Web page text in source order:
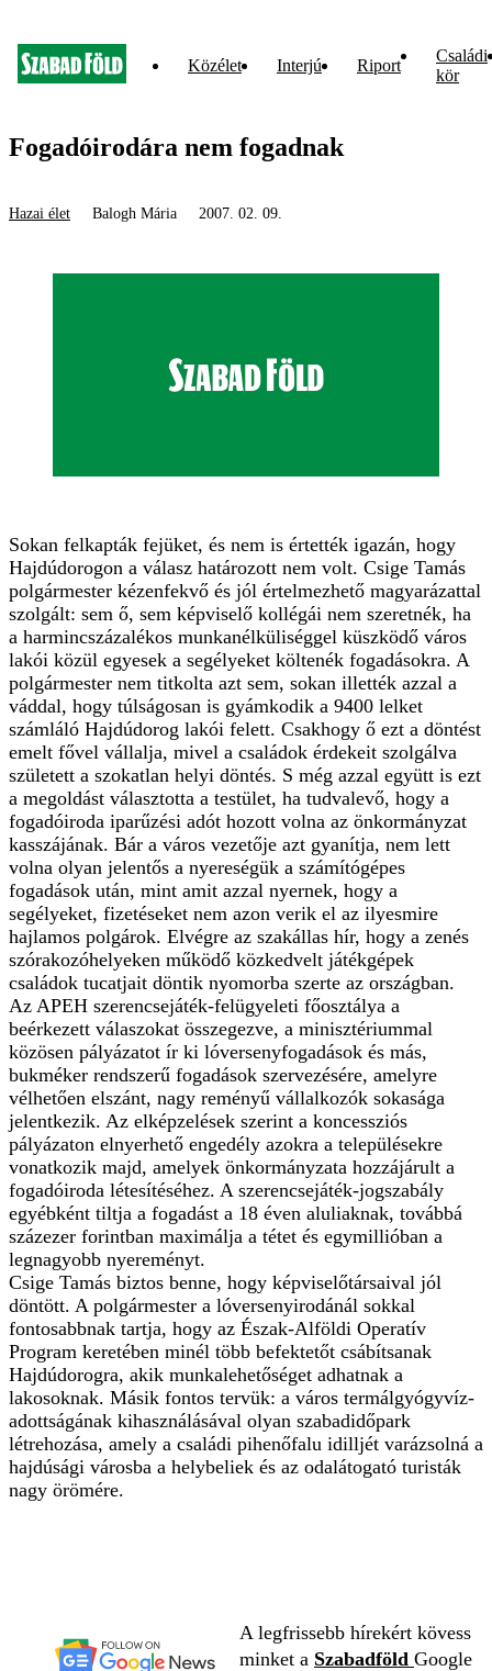
Közélet Interjú Riport
Családi
kör
Fogadóirodára nem fogadnak
Hazai élet Balogh Mária 2007. 02. 09.
Sokan felkapták fejüket, és nem is értették igazán, hogy
Hajdúdorogon a válasz határozott nem volt. Csige Tamás
polgármester kézenfekvő és jól értelmezhető magyarázattal
szolgált: sem ő, sem képviselő kollégái nem szeretnék, ha
a harmincszázalékos munkanélküliséggel küszködő város
lakói közül egyesek a segélyeket költenék fogadásokra. A
polgármester nem titkolta azt sem, sokan illették azzal a
váddal, hogy túlságosan is gyámkodik a 9400 lelket
számláló Hajdúdorog lakói felett. Csakhogy ő ezt a döntést
emelt fővel vállalja, mivel a családok érdekeit szolgálva
született a szokatlan helyi döntés. S még azzal együtt is ezt
a megoldást választotta a testület, ha tudvalevő, hogy a
fogadóiroda iparűzési adót hozott volna az önkormányzat
kasszájának. Bár a város vezetője azt gyanítja, nem lett
volna olyan jelentős a nyereségük a számítógépes
fogadások után, mint amit azzal nyernek, hogy a
segélyeket, fizetéseket nem azon verik el az ilyesmire
hajlamos polgárok. Elvégre az szakállas hír, hogy a zenés
szórakozóhelyeken működő közkedvelt játékgépek
családok tucatjait döntik nyomorba szerte az országban.
Az APEH szerencsejáték-felügyeleti főosztálya a
beérkezett válaszokat összegezve, a minisztériummal
közösen pályázatot ír ki lóversenyfogadások és más,
bukméker rendszerű fogadások szervezésére, amelyre
vélhetően elszánt, nagy reményű vállalkozók sokasága
jelentkezik. Az elképzelések szerint a koncessziós
pályázaton elnyerhető engedély azokra a településekre
vonatkozik majd, amelyek önkormányzata hozzájárult a
fogadóiroda létesítéséhez. A szerencsejáték-jogszabály
egyébként tiltja a fogadást a 18 éven aluliaknak, továbbá
százezer forintban maximálja a tétet és egymillióban a
legnagyobb nyereményt.
Csige Tamás biztos benne, hogy képviselőtársaival jól
döntött. A polgármester a lóversenyirodánál sokkal
fontosabbnak tartja, hogy az Észak-Alföldi Operatív
Program keretében minél több befektetőt csábítsanak
Hajdúdorogra, akik munkalehetőséget adhatnak a
lakosoknak. Másik fontos tervük: a város termálgyógyvíz-
adottságának kihasználásával olyan szabadidőpark
létrehozása, amely a családi pihenőfalu idilljét varázsolná a
hajdúsági városba a helybeliek és az odalátogató turisták
nagy örömére.
A legfrissebb hírekért kövess
minket a Szabadföld Google